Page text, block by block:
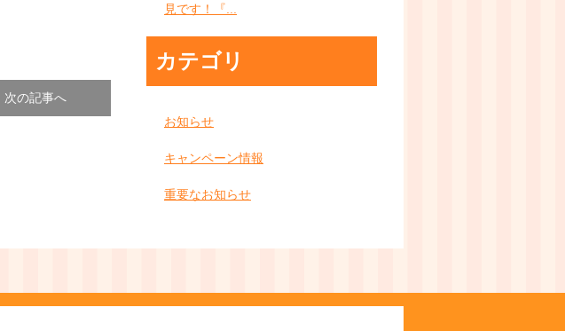
次の記事へ
見です！『...
カテゴリ
お知らせ
キャンペーン情報
重要なお知らせ